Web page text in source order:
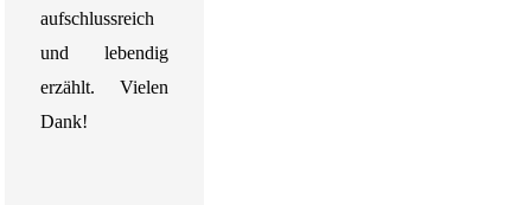
aufschlussreich
und lebendig
erzählt.Vielen
Dank!